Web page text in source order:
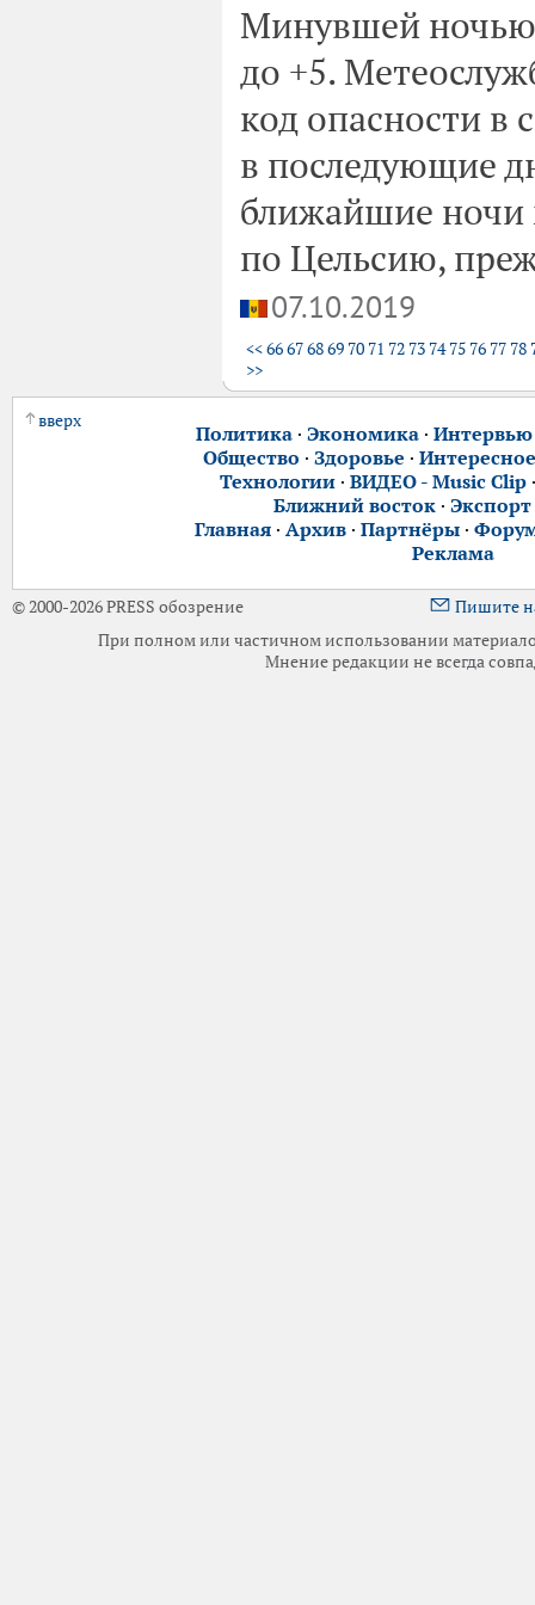
Минувшей ночью
до +5.
код опасности
в последующие
ближайшие ночи
по Цельсию,
07.10.2019
<<66676869 70 71 72 73 74 75 76 77 78
>>
вверх
Политика· Экономика· Интервью
Общество · Здоровье · Интересное
Технологии· ВИДЕО - Music Clip
Ближний восток ·
Главная· Архив· Партнёры·
Реклама
© 2000-2026 PRESS обозрение
Пишите
При полном или частичном использовании
Мнение редакции не всегда